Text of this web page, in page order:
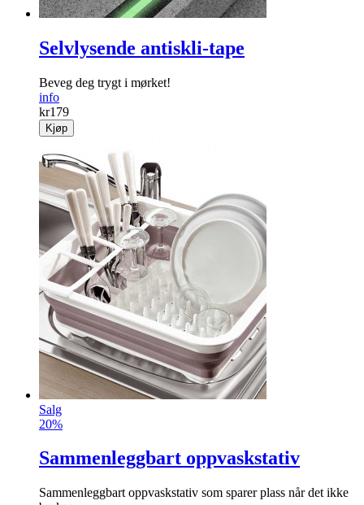
Selvlysende antiskli-tape
Beveg deg trygt i mørket!
info
kr179
Kjøp
Salg
20%
Sammenleggbart oppvaskstativ
Sammenleggbart oppvaskstativ som sparer plass når det ikke